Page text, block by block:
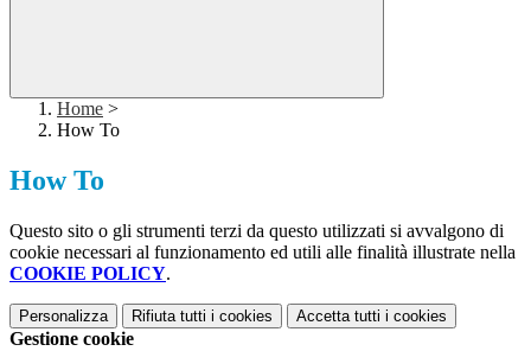
Home >
How To
How To
Questo sito o gli strumenti terzi da questo utilizzati si avvalgono di
cookie necessari al funzionamento ed utili alle finalità illustrate nella
COOKIE POLICY.
Personalizza Rifiuta tutti i cookies Accetta tutti i cookies
Gestione cookie